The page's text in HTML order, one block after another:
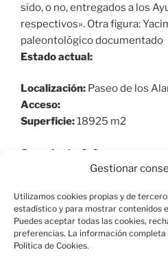
Gestionar
Utilizamos cookies propias y de
estadístico y para mostrar contenidos
Puedes aceptar todas las cookies,
preferencias. La información
Política de Cookies.
sido, o no, entregados a los
respectivos». Otra figura:
paleontológico documentado
Estado actual:
Localización: Paseo de los
Acceso:
Superficie:18925 m2
Cronología:
0-0
Historia del bien:
Descripción general:
1597; siglo XVI: Francisco de
Repullés y Segarra Fue
Mora entre 1590 y 1597 para